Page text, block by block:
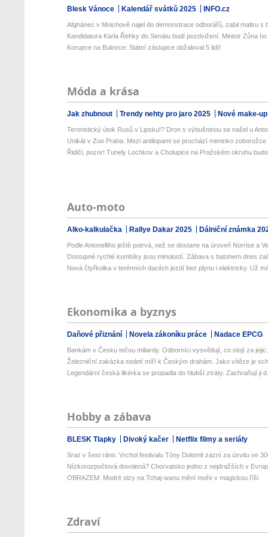
Blesk Vánoce Kalendář svátků 2025 INFO.cz
Afghánec v Mnichově najel do demonstrace odborářů, zabil matku s
Kandidatura Karla Řehky do Senátu budí pozdvižení. Ministr Zůna
Korupce na Bulovce: Státní zástupce obžaloval 5 lidí!
Móda a krása
Jak zhubnout Trendy nehty pro jaro 2025 Nové make-
Teroristický útok Rusů v Lipsku!? Dron s výbušninou se našel u
Unikát v Zoo Praha: Mezi antilopami se prochází miminko zoborožce
Řidiči, pozor! Tunely Lochkov a Cholupice na Pražském okruhu
Auto-moto
Alko-kalkulačka Rallye Dakar 2025 Dálniční známka
Podle Antonelliho ještě potrvá, než se dostane na úroveň Norrise a
Dostupné rychlé kombíky jsou minulostí. Zábava s batohem dnes
Nová čtyřkolka v terénních daciích jezdí bez plynu i elektricky. Už
Ekonomika a byznys
Daňové přiznání Novela zákoníku práce Nadace EPCG
Bankám v Česku tečou miliardy. Odborníci vysvětlují, co stojí za
Železniční zakázka století míří k Českým drahám. Jako vítěze je
Legendární česká likérka se propadla do hlubší ztráty. Zachraňují ji
Hobby a zábava
BLESK Tlapky Divoký kačer Netflix filmy a seriály
Sraz v šest ráno. Vrchol festivalu Tóny Dolomit zazní za úsvitu ve
Nízkorozpočtová dovolená? Chorvatsko jedno z nejdražších v
OBRAZEM: Modré slzy na Tchaj-wanu mění moře v magickou říši
Zdraví